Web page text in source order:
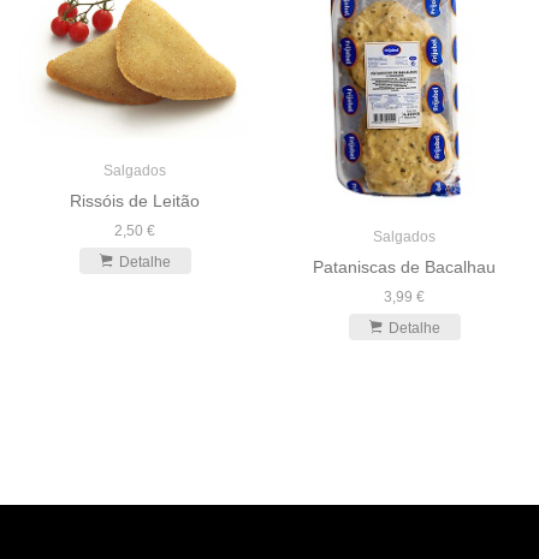
Salgados
Rissóis de Leitão
2,50 €
Detalhe
Salgados
Pataniscas de Bacalhau
3,99 €
Detalhe